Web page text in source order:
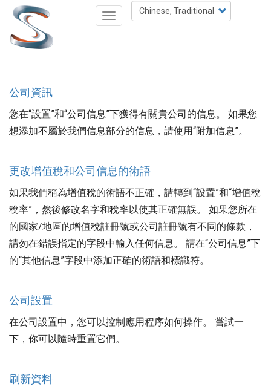
Select
your
Toggle
公司資訊
您在“設置”和“公司信息”下獲得有關貴公司的信息。 如果您
想添加不屬於我們信息部分的信息，請使用“附加信息”。
更改增值稅和公司信息的術語
如果我們稱為增值稅的術語不正確，請轉到“設置”和“增值稅
稅率”，然後修改名字和稅率以使其正確無誤。 如果您所在
的國家/地區的增值稅註冊號或公司註冊號有不同的條款，
請勿在錯誤指定的字段中輸入任何信息。 請在“公司信息”下
的“其他信息”字段中添加正確的術語和標識符。
公司設置
在公司設置中，您可以控制應用程序如何操作。 嘗試一
下，你可以隨時重置它們。
刷新資料